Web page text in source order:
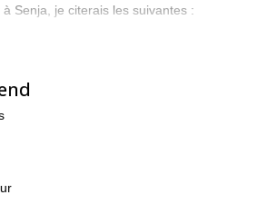
Senja, je citerais les suivantes :
très actif, où tous mes invités feront
: Je guiderai un petit groupe de
;
descentes à ski vers la mer ;
et ses fjords.
le pittoresque village de pêcheurs de
très agréable où vous trouverez